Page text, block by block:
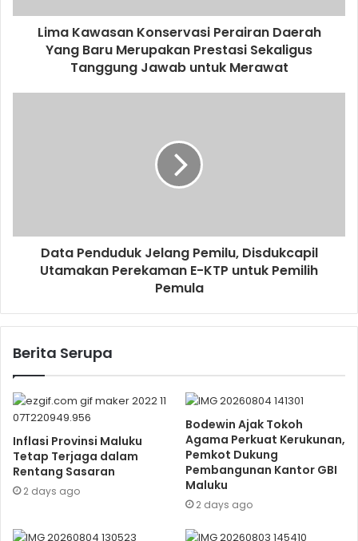
Lima Kawasan Konservasi Perairan Daerah
Yang Baru Merupakan Prestasi Sekaligus
Tanggung Jawab untuk Merawat
Data Penduduk Jelang Pemilu, Disdukcapil
Utamakan Perekaman E-KTP untuk Pemilih
Pemula
Berita Serupa
Inflasi Provinsi Maluku
Tetap Terjaga dalam
Rentang Sasaran
2 days ago
Bodewin Ajak Tokoh
Agama Perkuat Kerukunan,
Pemkot Dukung
Pembangunan Kantor GBI
Maluku
2 days ago